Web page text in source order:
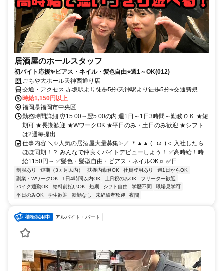
居酒屋のホールスタッフ
初バイト応援✨ピアス・ネイル・髪色自由⭐週1～OK(012)
ごちや大ホール天神西通り店
交通・アクセス 赤坂駅より徒歩5分/天神駅より徒歩5分⭐交通費規定
支給
時給1,150円以上
福岡県福岡市中央区
勤務時間詳細 ⏰15:00～翌5:00の内 週1日～1日3時間～勤務ＯＫ ★短
期可 ★長期歓迎 ★WワークOK ★平日のみ・土日のみ歓迎 ★シフト
は2週毎提出
仕事内容 ＼✨人気の居酒屋大量募集✨／ ＊▲▲ ( ･ω･)＜ 入社したら
ほぼ同期！？ みんなで仲良くバイトデビューしよう！ ✅高時給！時
給1150円～ ✅髪色・髪型自由・ピアス・ネイルOK♬ ✅日...
制服あり 短期（3ヵ月以内） 扶養内勤務OK 社員登用あり
週1日からOK
副業・WワークOK
1日4時間以内OK 土日祝のみOK
フリーター歓迎
バイク通勤OK
給料前払いOK 短期 シフト自由 学歴不問
職場見学可
平日のみOK
学生歓迎 転勤なし 未経験者歓迎 夜間
アルバイト・パート